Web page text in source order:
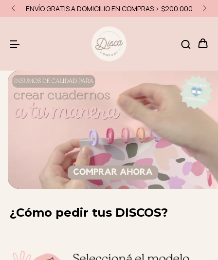
15% OFF EFECTIVO - 10% OFF TRANSFERENCIA
¿Cómo pedir tus DISCOS?